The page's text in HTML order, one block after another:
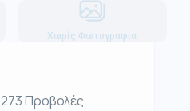
Χωρίς Φωτογραφία
273 Προβολές